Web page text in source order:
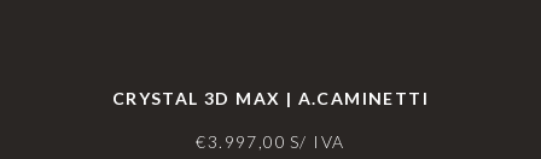
CRYSTAL 3D MAX | A.CAMINETTI
€3.997,00 S/ IVA